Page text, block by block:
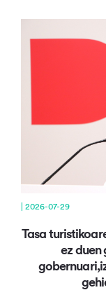
| 2026-07-29
Tasa
ez duen